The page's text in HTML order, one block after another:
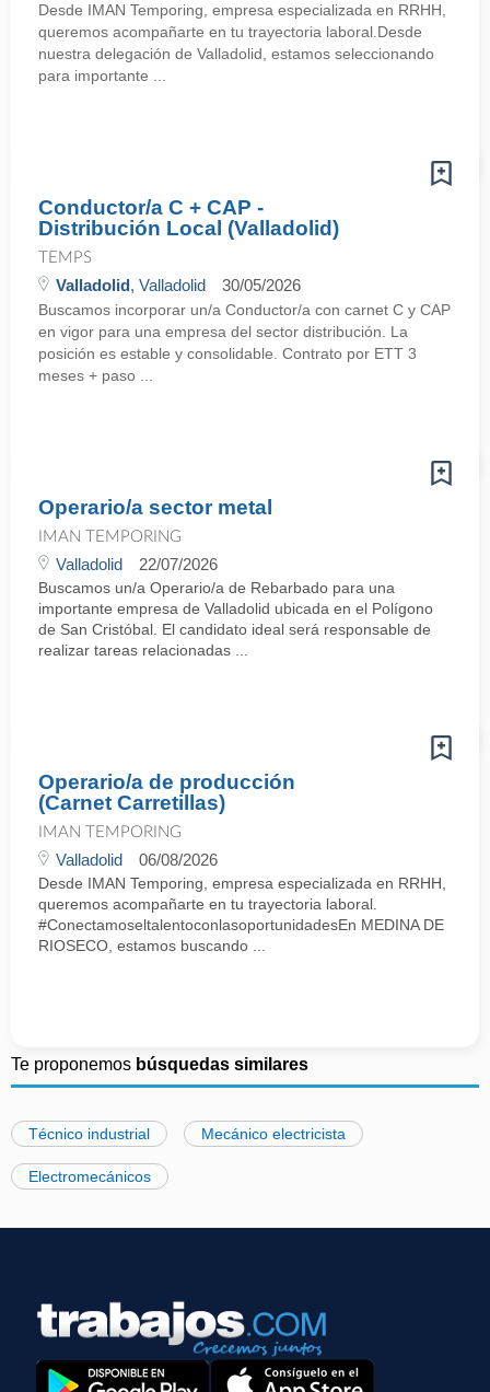
Desde IMAN Temporing, empresa especializada en RRHH,
queremos acompañarte en tu trayectoria laboral.Desde
nuestra delegación de Valladolid, estamos seleccionando
para importante ...
Conductor/a C + CAP -
Distribución Local (Valladolid)
TEMPS
Valladolid, Valladolid 30/05/2026
Buscamos incorporar un/a Conductor/a con carnet C y CAP
en vigor para una empresa del sector distribución. La
posición es estable y consolidable. Contrato por ETT 3
meses + paso ...
Operario/a sector metal
IMAN TEMPORING
Valladolid 22/07/2026
Buscamos un/a Operario/a de Rebarbado para una
importante empresa de Valladolid ubicada en el Polígono
de San Cristóbal. El candidato ideal será responsable de
realizar tareas relacionadas ...
Operario/a de producción
(Carnet Carretillas)
IMAN TEMPORING
Valladolid 06/08/2026
Desde IMAN Temporing, empresa especializada en RRHH,
queremos acompañarte en tu trayectoria laboral.
#ConectamoseltalentoconlasoportunidadesEn MEDINA DE
RIOSECO, estamos buscando ...
Te proponemos búsquedas similares
Técnico industrial Mecánico electricista
Electromecánicos